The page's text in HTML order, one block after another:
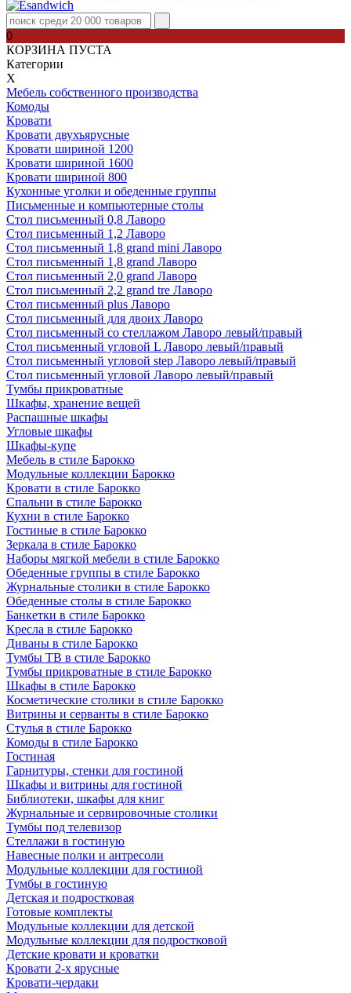
0
КОРЗИНА ПУСТА
Категории
Х
Мебель собственного производства
Комоды
Кровати
Кровати двухъярусные
Кровати шириной 1200
Кровати шириной 1600
Кровати шириной 800
Кухонные уголки и обеденные группы
Письменные и компьютерные столы
Стол письменный 0,8 Лаворо
Стол письменный 1,2 Лаворо
Стол письменный 1,8 grand mini Лаворо
Стол письменный 1,8 grand Лаворо
Стол письменный 2,0 grand Лаворо
Стол письменный 2,2 grand tre Лаворо
Стол письменный plus Лаворо
Стол письменный для двоих Лаворо
Стол письменный со стеллажом Лаворо левый/правый
Стол письменный угловой L Лаворо левый/правый
Стол письменный угловой step Лаворо левый/правый
Стол письменный угловой Лаворо левый/правый
Тумбы прикроватные
Шкафы, хранение вещей
Распашные шкафы
Угловые шкафы
Шкафы-купе
Мебель в стиле Барокко
Модульные коллекции Барокко
Кровати в стиле Барокко
Спальни в стиле Барокко
Кухни в стиле Барокко
Гостиные в стиле Барокко
Зеркала в стиле Барокко
Наборы мягкой мебели в стиле Барокко
Обеденные группы в стиле Барокко
Журнальные столики в стиле Барокко
Обеденные столы в стиле Барокко
Банкетки в стиле Барокко
Кресла в стиле Барокко
Диваны в стиле Барокко
Тумбы ТВ в стиле Барокко
Тумбы прикроватные в стиле Барокко
Шкафы в стиле Барокко
Косметические столики в стиле Барокко
Витрины и серванты в стиле Барокко
Стулья в стиле Барокко
Комоды в стиле Барокко
Гостиная
Гарнитуры, стенки для гостиной
Шкафы и витрины для гостиной
Библиотеки, шкафы для книг
Журнальные и сервировочные столики
Тумбы под телевизор
Стеллажи в гостиную
Навесные полки и антресоли
Модульные коллекции для гостиной
Тумбы в гостиную
Детская и подростковая
Готовые комплекты
Модульные коллекции для детской
Модульные коллекции для подростковой
Детские кровати и кроватки
Кровати 2-х ярусные
Кровати-чердаки